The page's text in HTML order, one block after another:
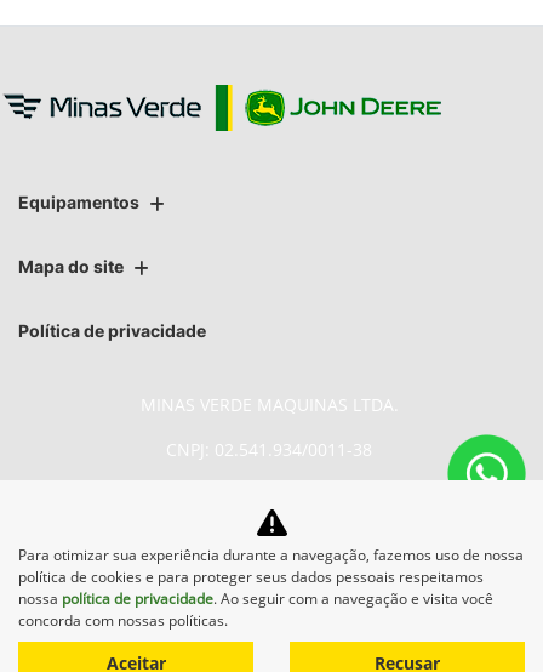
Equipamentos
Mapa do site
Política de privacidade
MINAS VERDE MAQUINAS LTDA.
CNPJ: 02.541.934/0011-38
No trânsito, enxergar o outro
salva vidas.
Para otimizar sua experiência durante a navegação, fazemos uso de nossa
política de cookies e para proteger seus dados pessoais respeitamos
nossa política de privacidade. Ao seguir com a navegação e visita você
concorda com nossas políticas.
Aceitar Recusar